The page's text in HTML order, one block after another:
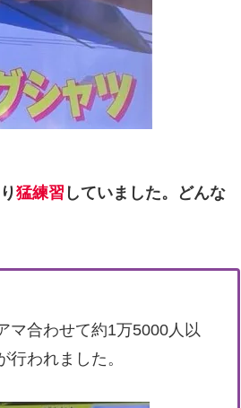
猛練習 していました。どんな
マ合わせて約1万5000人以
われました。